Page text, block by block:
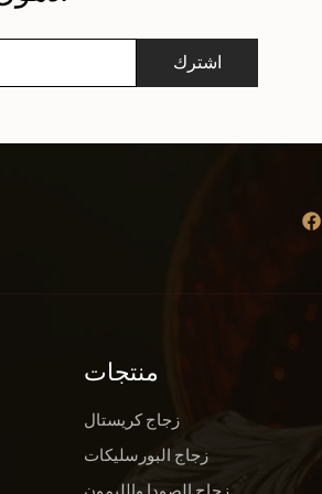
اشترك
منتجات
زجاج كريستال
زجاج البورسليكات